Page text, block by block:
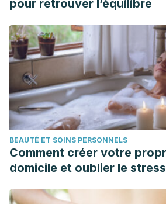
https://www.ncbi.nlm.nih.gov/pmc/
Gupta, C., Prakash, D., & Gupta, S.
suppressing phyto nutrients:
obesity.
Journal of Nutritional Health
3(3), 319-326.
https://medcraveonline.com/
phyto-nutrients-potential-for-
Hossain, M. F., Akhtar, S., & Anwar,
value and medicinal benefits of
Journal of Nutrition and Food
Instituto Nacional de la Diabetes y
pour retrouver l’équilibre
BEAUTÉ ET SOINS PERSONNELS
Comment créer votre
domicile et oublier le stress